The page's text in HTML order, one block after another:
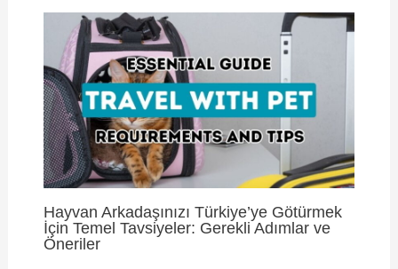
Hayvan Arkadaşınızı Türkiye’ye Götürmek
İçin Temel Tavsiyeler: Gerekli Adımlar ve
Öneriler